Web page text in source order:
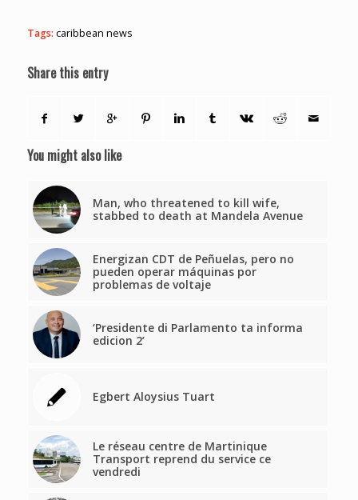
Tags: caribbean news
Share this entry
You might also like
Man, who threatened to kill wife,
stabbed to death at Mandela Avenue
Energizan CDT de Peñuelas, pero no
pueden operar máquinas por
problemas de voltaje
‘Presidente di Parlamento ta informa
edicion 2’
Egbert Aloysius Tuart
Le réseau centre de Martinique
Transport reprend du service ce
vendredi